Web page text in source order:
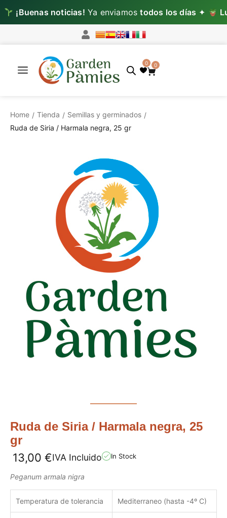
noticias!Ya enviamostodos los días✦
0 0
Home / Tienda / Semillas y germinados /
Ruda de Siria / Harmala negra, 25 gr
Ruda de Siria / Harmala negra, 25
gr
13,00 €IVA Incluido In Stock
Peganum armala nigra
Temperatura de tolerancia Mediterraneo (hasta -4º C)